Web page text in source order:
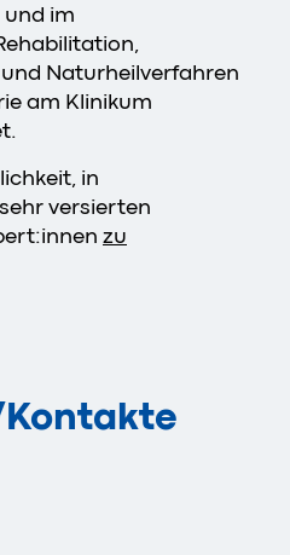
im
Naturheilverfahren
am Klinikum
in
versierten
zu